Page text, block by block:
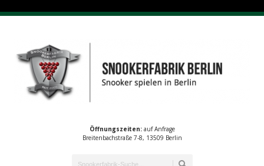
Öffnungszeiten:auf Anfrage
Breitenbachstraße 7-8, 13509 Berlin